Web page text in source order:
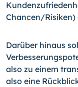
Chancen/Risiken)
Darüber hinaus
also zu einem
also eine